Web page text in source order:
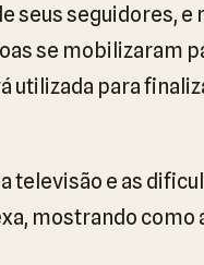
seus seguidores,
se mobilizaram
para
televisão e as
mostrando como